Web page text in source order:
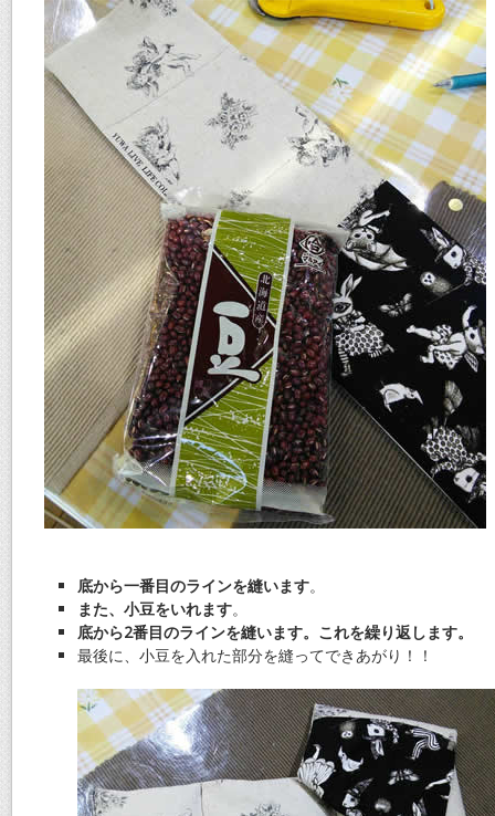
底から一番目のラインを縫います。
また、小豆をいれます。
底から2番目のラインを縫います。これを繰り返します。
最後に、小豆を入れた部分を縫ってできあがり！！